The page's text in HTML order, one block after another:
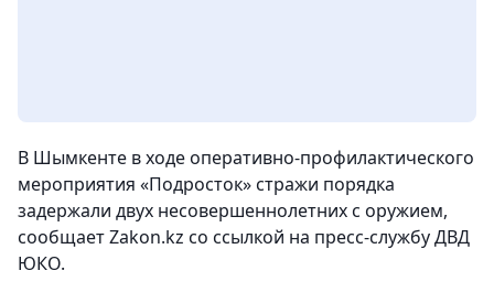
В Шымкенте в ходе оперативно-профилактического
мероприятия «Подросток» стражи порядка
задержали двух несовершеннолетних с оружием,
сообщает Zakon.kz со ссылкой на пресс-службу ДВД
ЮКО.